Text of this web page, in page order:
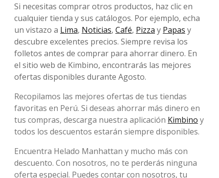
Si necesitas comprar otros productos, haz clic en
cualquier tienda y sus catálogos. Por ejemplo, echa
un vistazo a Lima, Noticias, Café, Pizza y Papas y
descubre excelentes precios. Siempre revisa los
folletos antes de comprar para ahorrar dinero. En
el sitio web de Kimbino, encontrarás las mejores
ofertas disponibles durante Agosto.
Recopilamos las mejores ofertas de tus tiendas
favoritas en Perú. Si deseas ahorrar más dinero en
tus compras, descarga nuestra aplicación Kimbino y
todos los descuentos estarán siempre disponibles.
Encuentra Helado Manhattan y mucho más con
descuento. Con nosotros, no te perderás ninguna
oferta especial. Puedes contar con nosotros, tu